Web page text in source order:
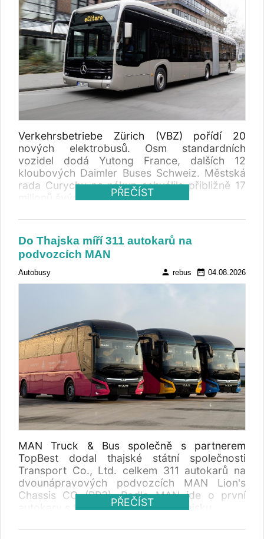
Verkehrsbetriebe Zürich (VBZ) pořídí 20
nových elektrobusů. Osm standardních
vozidel dodá Yutong France, dalších 12
kloubových Daimler Buses Schweiz. Městská
rada Curychu na nákup schválila přibližně 17
milionů švýcarských franků.
PŘEČÍST
Do Thajska míří 311 autokarů na
podvozcích MAN
Autobusy person rebus date_range 04.08.2026
MAN Truck & Bus společně s partnerem
TopBest dodal thajské státní společnosti
Transport Co., Ltd. celkem 311 autokarů na
dvounápravových podvozcích MAN Lion's
Chassis CO (RR3). Podle MAN jde o první
autokary s technologií Euro 5 v Thajsku.
PŘEČÍST